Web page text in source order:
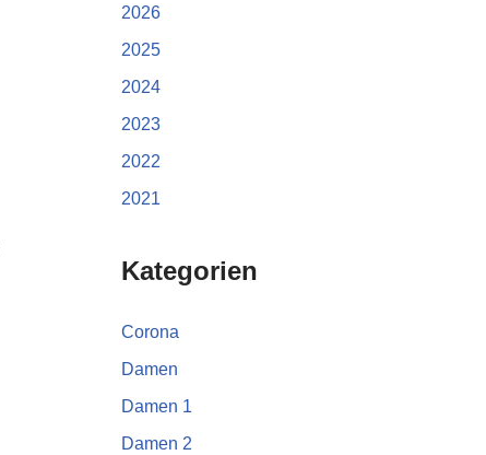
2026
2025
2024
2023
2022
2021
Kategorien
Corona
Damen
Damen 1
Damen 2